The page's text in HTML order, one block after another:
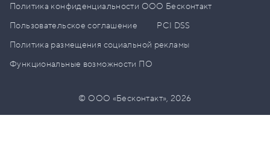
Политика конфиденциальности ООО Бесконтакт
Пользовательское соглашение
PCI DSS
Политика размещения социальной рекламы
Функциональные возможности ПО
© ООО «Бесконтакт»,2026